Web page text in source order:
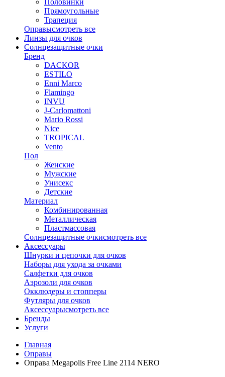
Прямоугольные
Трапеция
Оправысмотреть все
Линзы для очков
Солнцезащитные очки
Бренд
DACKOR
ESTILO
Enni Marco
Flamingo
INVU
J-Carlomattoni
Mario Rossi
Nice
TROPICAL
Vento
Пол
Женские
Мужские
Унисекс
Детские
Материал
Комбинированная
Металлическая
Пластмассовая
Солнцезащитные очкисмотреть все
Аксессуары
Шнурки и цепочки для очков
Наборы для ухода за очками
Салфетки для очков
Аэрозоли для очков
Окклюдеры и стопперы
Футляры для очков
Аксессуарысмотреть все
Бренды
Услуги
Главная
Оправы
Оправа Megapolis Free Line 2114 NERO